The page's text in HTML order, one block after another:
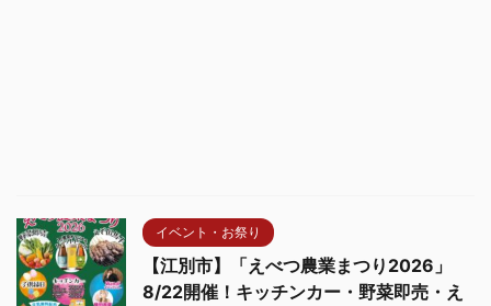
イベント・お祭り
【江別市】「えべつ農業まつり2026」
8/22開催！キッチンカー・野菜即売・え